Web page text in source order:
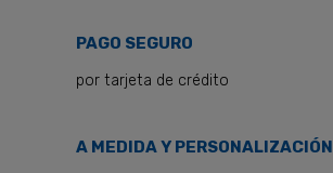
PAGO SEGURO
por tarjeta de crédito
A MEDIDA Y PERSONALIZACIÓN